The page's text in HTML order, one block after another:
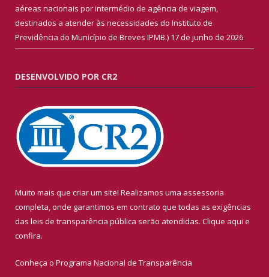
aéreas nacionais por intermédio de agência de viagem,
destinados a atender às necessidades do Instituto de
Previdência do Município de Breves IPMB.) 17 de junho de 2026
DESENVOLVIDO POR CR2
Muito mais que criar um site! Realizamos uma assessoria
completa, onde garantimos em contrato que todas as exigências
das leis de transparência pública serão atendidas. Clique aqui e
confira.
Conheça o Programa Nacional de Transparência